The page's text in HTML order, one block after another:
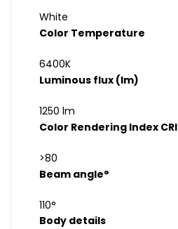
White
Color Temperature
6400K
Luminous flux (lm)
1250 lm
Color Rendering Index CRI
>80
Beam angle°
110°
Body details